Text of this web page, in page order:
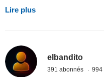
Lire plus
elbandito
391 abonnés 994